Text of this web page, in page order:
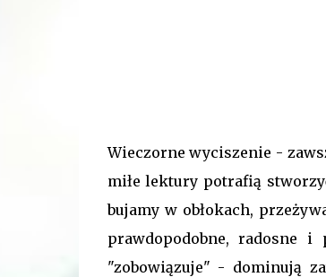
Wieczorne wyciszenie -
miłe lektury potrafią
bujamy w obłokach,
prawdopodobne, radosne i
"zobowiązuje" - dominują